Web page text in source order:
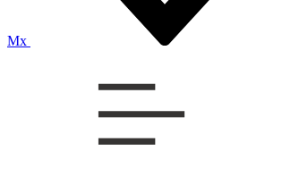
Mx